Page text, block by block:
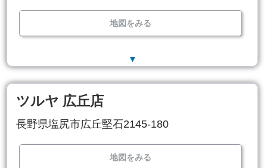
地図をみる
▼
ツルヤ 広丘店
長野県塩尻市広丘堅石2145-180
地図をみる